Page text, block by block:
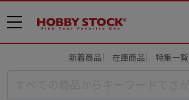
メ
ニ
新着商品 在庫商品 特集一覧